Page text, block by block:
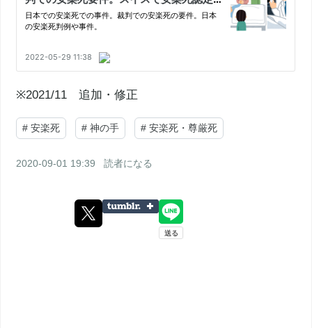
※2021/11 追加・修正
# 安楽死 # 神の手 # 安楽死・尊厳死
2020-09-01 19:39 読者になる